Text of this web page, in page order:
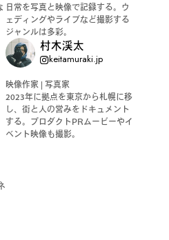
日常を写真と映像で記録する。ウ
ェディングやライブなど撮影する
ジャンルは多彩。
村木渓太
keitamuraki.jp
映像作家 | 写真家
2023年に拠点を東京から札幌に移
し、街と人の営みをドキュメント
する。プロダクトPRムービーやイ
ベント映像も撮影。